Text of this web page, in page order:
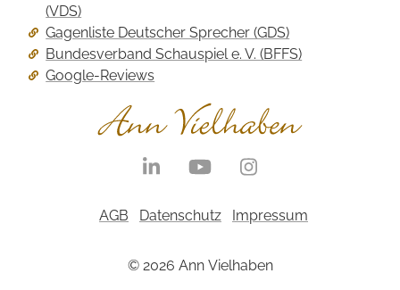
überspringen
(VDS)
Gagenliste Deutscher Sprecher (GDS)
Bundesverband Schauspiel e. V. (BFFS)
Google-Reviews
Navigation
AGB Datenschutz Impressum
© 2026 Ann Vielhaben